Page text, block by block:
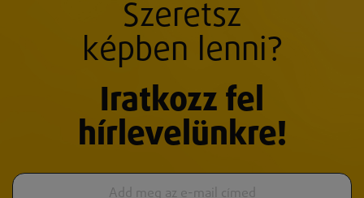
Szeretsz
képben lenni?
Iratkozz fel
hírlevelünkre!